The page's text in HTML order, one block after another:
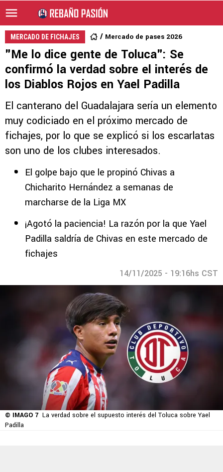
MERCADO DE FICHAJES Mercado de pases 2026
"Me lo dice gente de Toluca": Se
confirmó la verdad sobre el interés de
los Diablos Rojos en Yael Padilla
El canterano del Guadalajara sería un elemento
muy codiciado en el próximo mercado de
fichajes, por lo que se explicó si los escarlatas
son uno de los clubes interesados.
El golpe bajo que le propinó Chivas a
Chicharito Hernández a semanas de
marcharse de la Liga MX
¡Agotó la paciencia! La razón por la que Yael
Padilla saldría de Chivas en este mercado de
fichajes
14/11/2025 - 19:16hs CST
© IMAGO 7 La verdad sobre el supuesto interés del Toluca sobre Yael
Padilla